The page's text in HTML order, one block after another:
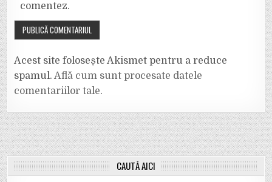
comentez.
Acest site folosește Akismet pentru a reduce
spamul.Află cum sunt procesate datele
comentariilor tale.
CAUTĂ AICI